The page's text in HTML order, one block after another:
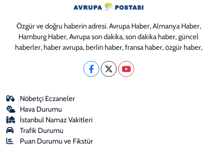
Özgür ve doğru haberin adresi. Avrupa Haber, Almanya Haber,
Hamburg Haber, Avrupa son dakika, son dakika haber, güncel
haberler, haber avrupa, berlin haber, fransa haber, özgür haber,
Nöbetçi Eczaneler
Hava Durumu
İstanbul Namaz Vakitleri
Trafik Durumu
Puan Durumu ve Fikstür